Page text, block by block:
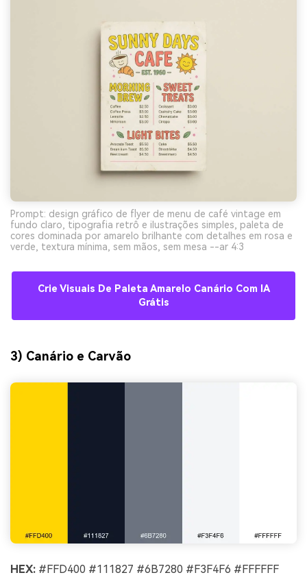
Prompt: design gráfico de flyer de menu de café vintage em
fundo claro, tipografia retrô e ilustrações simples, paleta de
cores dominada por amarelo brilhante com detalhes em rosa e
verde, textura mínima, sem mãos, sem mesa --ar 4:3
Crie Visuais De Paleta Amarelo Canário Com IA
Grátis
3) Canário e Carvão
HEX: #FFD400 #111827 #6B7280 #F3F4F6 #FFFFFF